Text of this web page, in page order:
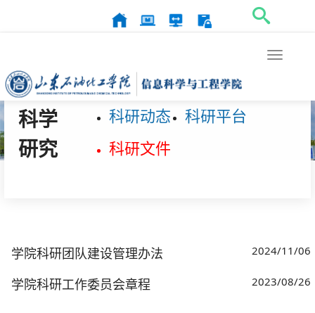
Toggle
科学
研究
科研动态
科研平台
科研文件
学院科研团队建设管理办法 2024/11/06
学院科研工作委员会章程 2023/08/26